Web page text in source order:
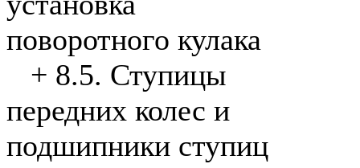
поворотного кулака
+ 8.5. Ступицы
передних колес и
подшипники ступиц